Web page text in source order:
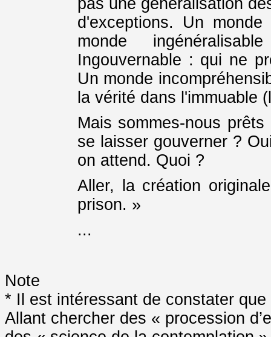
pas une généralisation
d'exceptions. Un
monde
Ingouvernable : qui ne
Un monde
la vérité dans l'immuable
Mais sommes-nous
se laisser gouverner ?
on attend. Quoi ?
Aller, la création
prison. »
...
Note
* Il est intéressant de constater
Allant chercher des « procession